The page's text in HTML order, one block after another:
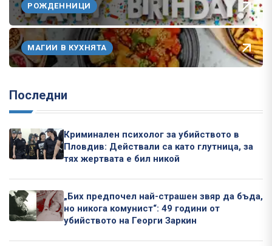
РОЖДЕННИЦИ
МАГИИ В КУХНЯТА
Последни
Криминален психолог за убийството в
Пловдив: Действали са като глутница, за
тях жертвата е бил никой
„Бих предпочел най-страшен звяр да бъда,
но никога комунист“: 49 години от
убийството на Георги Заркин